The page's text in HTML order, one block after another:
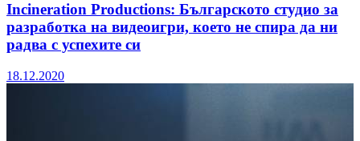
Incineration Productions: Българското студио за
разработка на видеоигри, което не спира да ни
радва с успехите си
18.12.2020